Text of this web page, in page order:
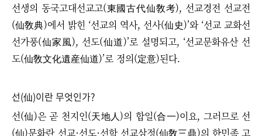
선생의 동국고대선교고(東國古代仙敎考), 선교경전 선교전
(仙敎典)에서 밝힌 ‘선교의 역사, 선사(仙史)’와 ‘선교 교화선
선가풍(仙家風), 선도(仙道)’로 설명되고, ‘선교문화유산 선
도(仙敎文化遺産仙道)’로 정의(定意)된다.​
선(仙)이란 무엇인가?
선(仙)은 곧 천지인(天地人)의 합일(合一)이요, 그러므로 선
(仙)문화란 선교·선도·선학 선교삼정(仙敎三鼎)의 한민족 고